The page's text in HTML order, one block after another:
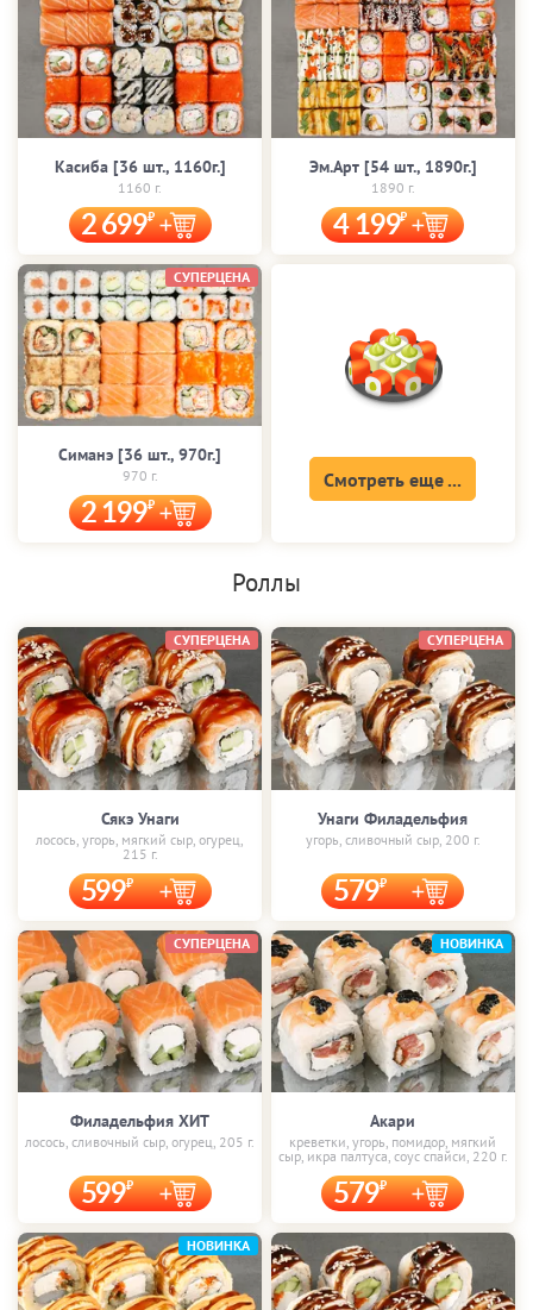
Касиба [36 шт., 1160г.]
1160 г.
2 699
Эм.Арт [54 шт., 1890г.]
1890 г.
4 199
Симанэ [36 шт., 970г.]
970 г.
2 199
СУПЕРЦЕНА
Смотреть еще ...
Роллы
Сякэ Унаги
лосось, угорь, мягкий сыр, огурец,
215 г.
599
СУПЕРЦЕНА
Унаги Филадельфия
угорь, сливочный сыр, 200 г.
579
СУПЕРЦЕНА
Филадельфия ХИТ
лосось, сливочный сыр, огурец, 205 г.
599
СУПЕРЦЕНА
Акари
креветки, угорь, помидор, мягкий
сыр, икра палтуса, соус спайси, 220 г.
579
НОВИНКА
НОВИНКА